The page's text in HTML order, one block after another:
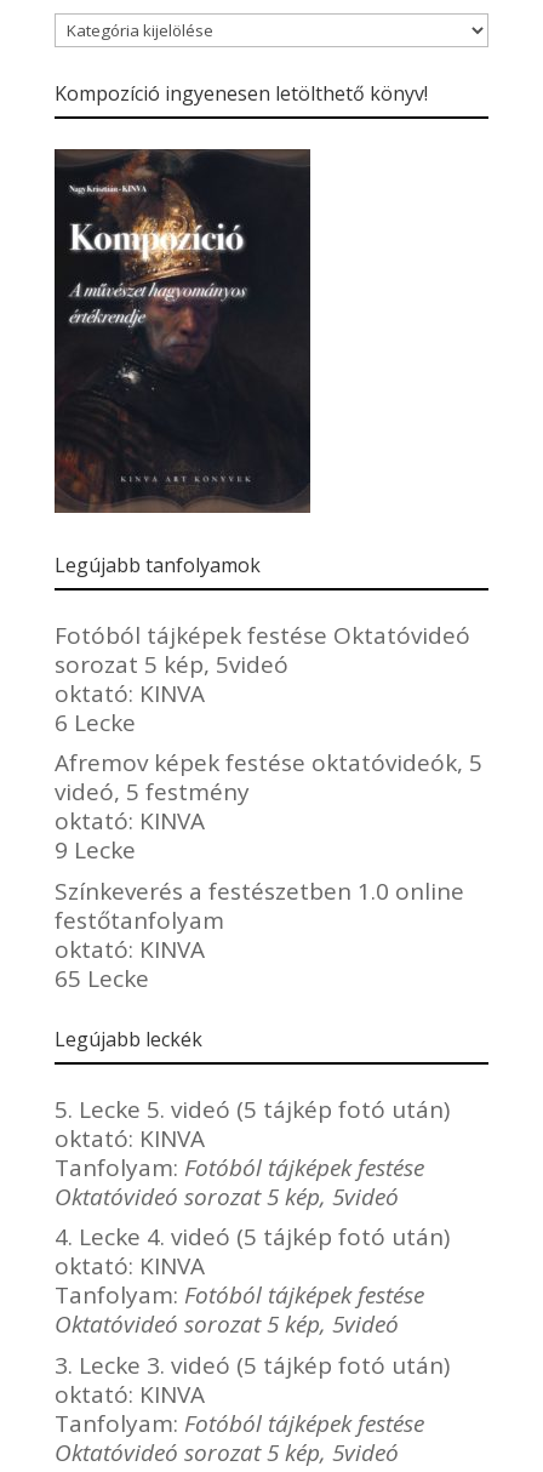
Blogbejegyzések
kategóriái
Kompozíció ingyenesen letölthető könyv!
Legújabb tanfolyamok
Fotóból tájképek festése Oktatóvideó
sorozat 5 kép, 5videó
oktató: KINVA
6 Lecke
Afremov képek festése oktatóvideók, 5
videó, 5 festmény
oktató: KINVA
9 Lecke
Színkeverés a festészetben 1.0 online
festőtanfolyam
oktató: KINVA
65 Lecke
Legújabb leckék
5. Lecke 5. videó (5 tájkép fotó után)
oktató: KINVA
Tanfolyam: Fotóból tájképek festése
Oktatóvideó sorozat 5 kép, 5videó
4. Lecke 4. videó (5 tájkép fotó után)
oktató: KINVA
Tanfolyam: Fotóból tájképek festése
Oktatóvideó sorozat 5 kép, 5videó
3. Lecke 3. videó (5 tájkép fotó után)
oktató: KINVA
Tanfolyam: Fotóból tájképek festése
Oktatóvideó sorozat 5 kép, 5videó